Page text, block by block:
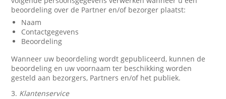
beoordeling over de Partner en/of bezorger plaatst:
Naam
Contactgegevens
Beoordeling
Wanneer uw beoordeling wordt gepubliceerd, kunnen de
beoordeling en uw voornaam ter beschikking worden
gesteld aan bezorgers, Partners en/of het publiek.
3. Klantenservice